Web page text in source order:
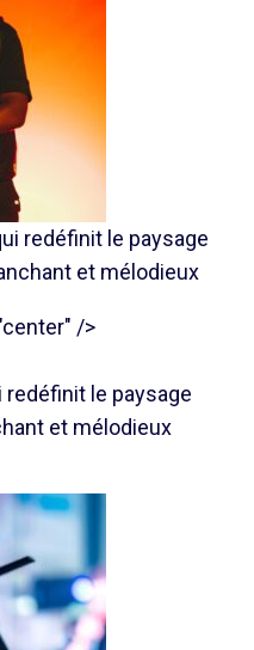
redéfinit le paysage
et mélodieux
/>
redéfinit le paysage
et mélodieux